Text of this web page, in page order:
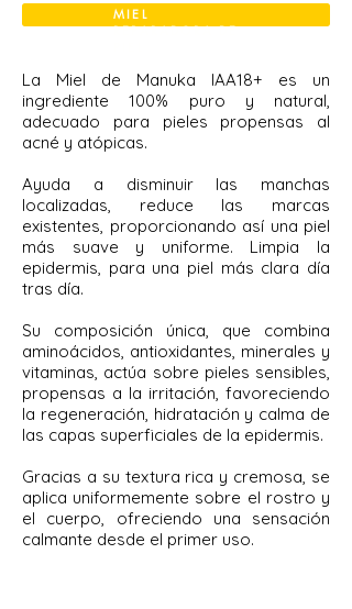
MIEL
REPARADORA DE
La Miel de Manuka IAA18+ es un
ingrediente 100% puro y natural,
adecuado para pieles propensas al
acné y atópicas.
Ayuda a disminuir las manchas
localizadas, reduce las marcas
existentes, proporcionando así una piel
más suave y uniforme. Limpia la
epidermis, para una piel más clara día
tras día.
Su composición única, que combina
aminoácidos, antioxidantes, minerales y
vitaminas, actúa sobre pieles sensibles,
propensas a la irritación, favoreciendo
la regeneración, hidratación y calma de
las capas superficiales de la epidermis.
Gracias a su textura rica y cremosa, se
aplica uniformemente sobre el rostro y
el cuerpo, ofreciendo una sensación
calmante desde el primer uso.